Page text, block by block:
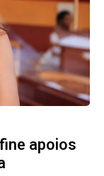
apoios